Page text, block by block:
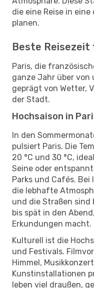
die eine Reise in
planen.
Beste Reisezeit
Paris, die
ganze Jahr über
geprägt von Wetter,
der Stadt.
Hochsaison in
In den
pulsiert Paris. Die
20 °C und 30 °C,
Seine oder
Parks und Cafés.
die lebhafte
und die Straßen sind
bis spät in den
Erkundungen macht.
Kulturell ist die
und Festivals.
Himmel,
Kunstinstallationen
leben viel draußen,